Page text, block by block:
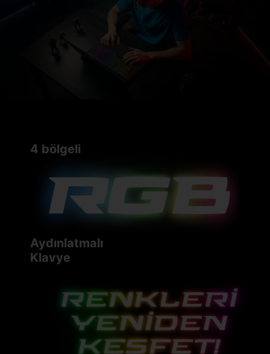
4 bölgeli
Aydınlatmalı
Klavye